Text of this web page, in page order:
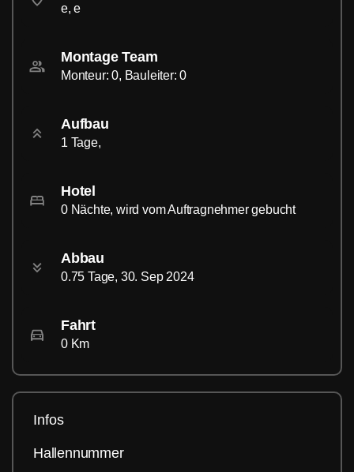
e, e
Montage Team
Monteur: 0, Bauleiter: 0
Aufbau
1 Tage,
Hotel
0 Nächte, wird vom Auftragnehmer gebucht
Abbau
0.75 Tage, 30. Sep 2024
Fahrt
0 Km
Infos
Hallennummer